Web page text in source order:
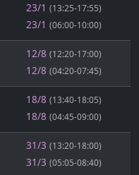
23/1 (13:25-17:55)
23/1 (06:00-10:00)
12/8 (12:20-17:00)
12/8 (04:20-07:45)
18/8 (13:40-18:05)
18/8 (04:45-09:00)
31/3 (13:20-18:00)
31/3 (05:05-08:40)